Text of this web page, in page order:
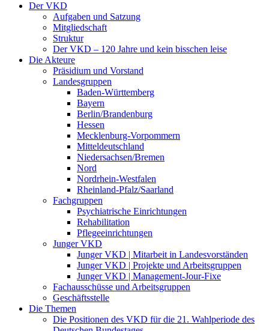
Der VKD
Aufgaben und Satzung
Mitgliedschaft
Struktur
Der VKD – 120 Jahre und kein bisschen leise
Die Akteure
Präsidium und Vorstand
Landesgruppen
Baden-Württemberg
Bayern
Berlin/Brandenburg
Hessen
Mecklenburg-Vorpommern
Mitteldeutschland
Niedersachsen/Bremen
Nord
Nordrhein-Westfalen
Rheinland-Pfalz/Saarland
Fachgruppen
Psychiatrische Einrichtungen
Rehabilitation
Pflegeeinrichtungen
Junger VKD
Junger VKD | Mitarbeit in Landesvorständen
Junger VKD | Projekte und Arbeitsgruppen
Junger VKD | Management-Jour-Fixe
Fachausschüsse und Arbeitsgruppen
Geschäftsstelle
Die Themen
Die Positionen des VKD für die 21. Wahlperiode des